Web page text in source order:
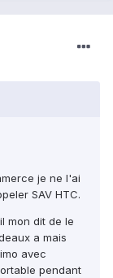
je ne l'ai
SAV HTC.
mon dit de le
a mais
avec
pendant